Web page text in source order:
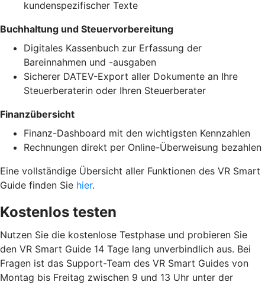
kundenspezifischer Texte
Buchhaltung und Steuervorbereitung
Digitales Kassenbuch zur Erfassung der
Bareinnahmen und -ausgaben
Sicherer DATEV-Export aller Dokumente an Ihre
Steuerberaterin oder Ihren Steuerberater
Finanzübersicht
Finanz-Dashboard mit den wichtigsten Kennzahlen
Rechnungen direkt per Online-Überweisung bezahlen
Eine vollständige Übersicht aller Funktionen des VR Smart
Guide finden Sie hier.
Kostenlos testen
Nutzen Sie die kostenlose Testphase und probieren Sie
den VR Smart Guide 14 Tage lang unverbindlich aus. Bei
Fragen ist das Support-Team des VR Smart Guides von
Montag bis Freitag zwischen 9 und 13 Uhr unter der